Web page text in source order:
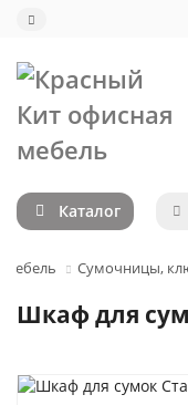
Каталог
мебель Сумочницы,
Шкаф для